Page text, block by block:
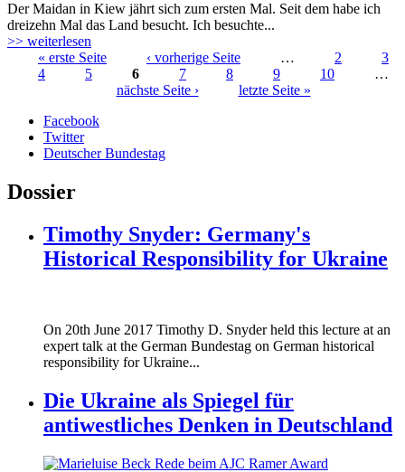
Der Maidan in Kiew jährt sich zum ersten Mal. Seit dem habe ich
dreizehn Mal das Land besucht. Ich besuchte...
>> weiterlesen
Seiten
« erste Seite ‹ vorherige Seite … 2
3
4
5 6 7 8 9 10
…
nächste Seite ›
letzte Seite »
Facebook
Twitter
Deutscher Bundestag
Dossier
Timothy Snyder: Germany's
Historical Responsibility for Ukraine
On 20th June 2017 Timothy D. Snyder held this lecture at an
expert talk at the German Bundestag on German historical
responsibility for Ukraine...
Die Ukraine als Spiegel für
antiwestliches Denken in Deutschland